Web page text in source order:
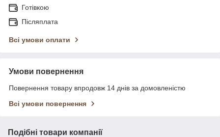
Готівкою
Післяплата
Всі умови оплати
Умови повернення
Повернення товару впродовж 14 днів за домовленістю
Всі умови повернення
Подібні товари компанії